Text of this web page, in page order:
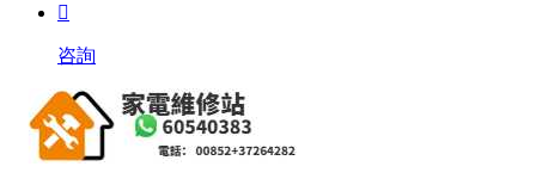

咨詢